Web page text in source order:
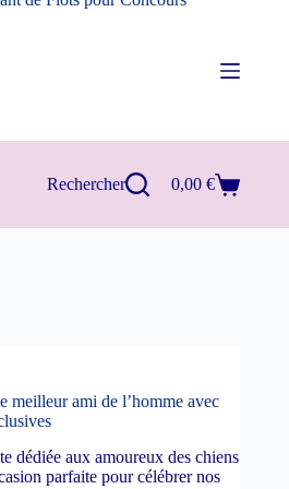
Rechercher
Panier
0,00€
meilleur ami de l’homme avec
dédiée aux amoureux des chiens
parfaite pour célébrer nos